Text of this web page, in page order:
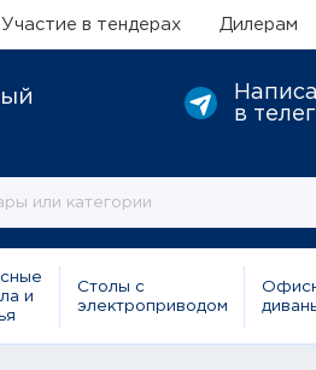
Участие в тендерах Дилерам
в
и
Столы с
электроприводом